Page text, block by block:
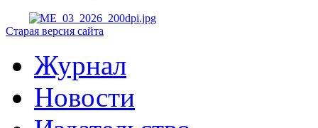
Старая версия сайта
Журнал
Новости